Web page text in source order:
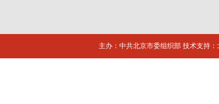
主办：中共北京市委组织部 技术支持